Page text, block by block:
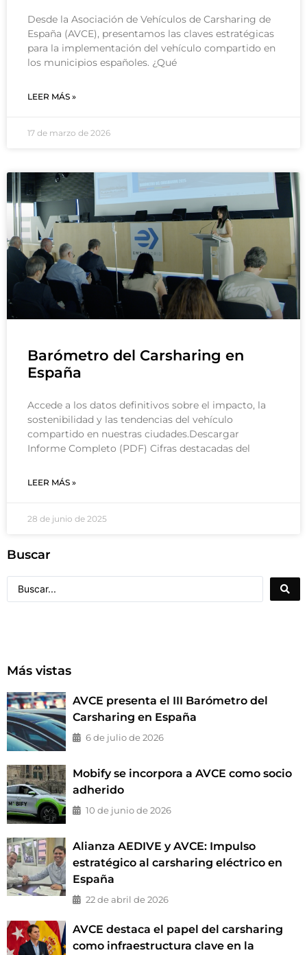
Desde la Asociación de Vehículos de Carsharing de
España (AVCE), presentamos las claves estratégicas
para la implementación del vehículo compartido en
los municipios españoles. ¿Qué
LEER MÁS »
17 de marzo de 2026
Barómetro del Carsharing en
España
Accede a los datos definitivos sobre el impacto, la
sostenibilidad y las tendencias del vehículo
compartido en nuestras ciudades.Descargar
Informe Completo (PDF) Cifras destacadas del
LEER MÁS »
28 de junio de 2025
Buscar
Más vistas
AVCE presenta el III Barómetro del
Carsharing en España
6 de julio de 2026
Mobify se incorpora a AVCE como socio
adherido
10 de junio de 2026
Alianza AEDIVE y AVCE: Impulso
estratégico al carsharing eléctrico en
España
22 de abril de 2026
AVCE destaca el papel del carsharing
como infraestructura clave en la